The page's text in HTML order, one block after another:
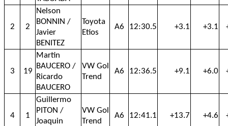
2 2
Nelson
BONNIN /
Javier
BENITEZ
Toyota
Etios
A6 12:30.5 +3.1 +3.1
3 19
Martin
BAUCERO /
Ricardo
BAUCERO
VW Gol
Trend
A6 12:36.5 +9.1 +6.0
4 1
Guillermo
PITON /
Joaquin
VW Gol
Trend
A6 12:41.1 +13.7 +4.6